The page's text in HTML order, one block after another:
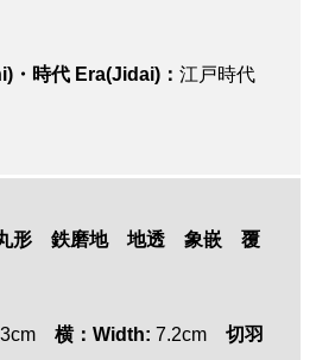
・時代 Era(Jidai)： 江戸時代
丸形 鉄磨地 地透 象嵌 覆
横：Width: 7.2cm 切羽